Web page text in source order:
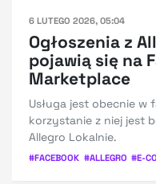
6 LUTEGO 2026, 05:04
Ogłoszenia z
pojawią się na
Marketplace
Usługa jest obecnie
korzystanie z niej jest
Allegro Lokalnie.
#FACEBOOK #ALLEGRO #E-